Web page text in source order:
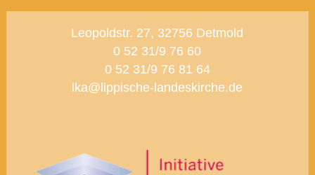
Leopoldstr. 27, 32756 Detmold
0 52 31/9 76 60
0 52 31/9 76 81 64
lka@lippische-landeskirche.de